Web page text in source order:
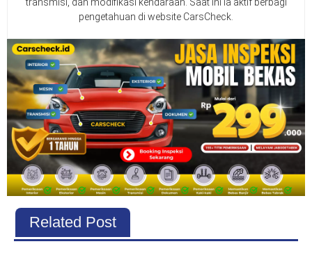
transmisi, dan modifikasi kendaraan. Saat ini ia aktif berbagi
pengetahuan di website CarsCheck.
Related Post